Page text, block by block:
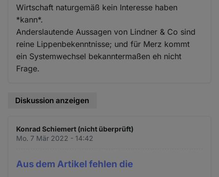
Wirtschaft naturgemäß kein Interesse haben
*kann*.
Anderslautende Aussagen von Lindner & Co sind
reine Lippenbekenntnisse; und für Merz kommt
ein Systemwechsel bekanntermaßen eh nicht
Frage.
Diskussion anzeigen
Konrad Schiemert (nicht überprüft)
Mo. 7 Mär 2022 - 14:42
Aus dem Artikel fehlen die